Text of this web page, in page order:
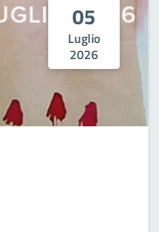
05
Luglio
2026